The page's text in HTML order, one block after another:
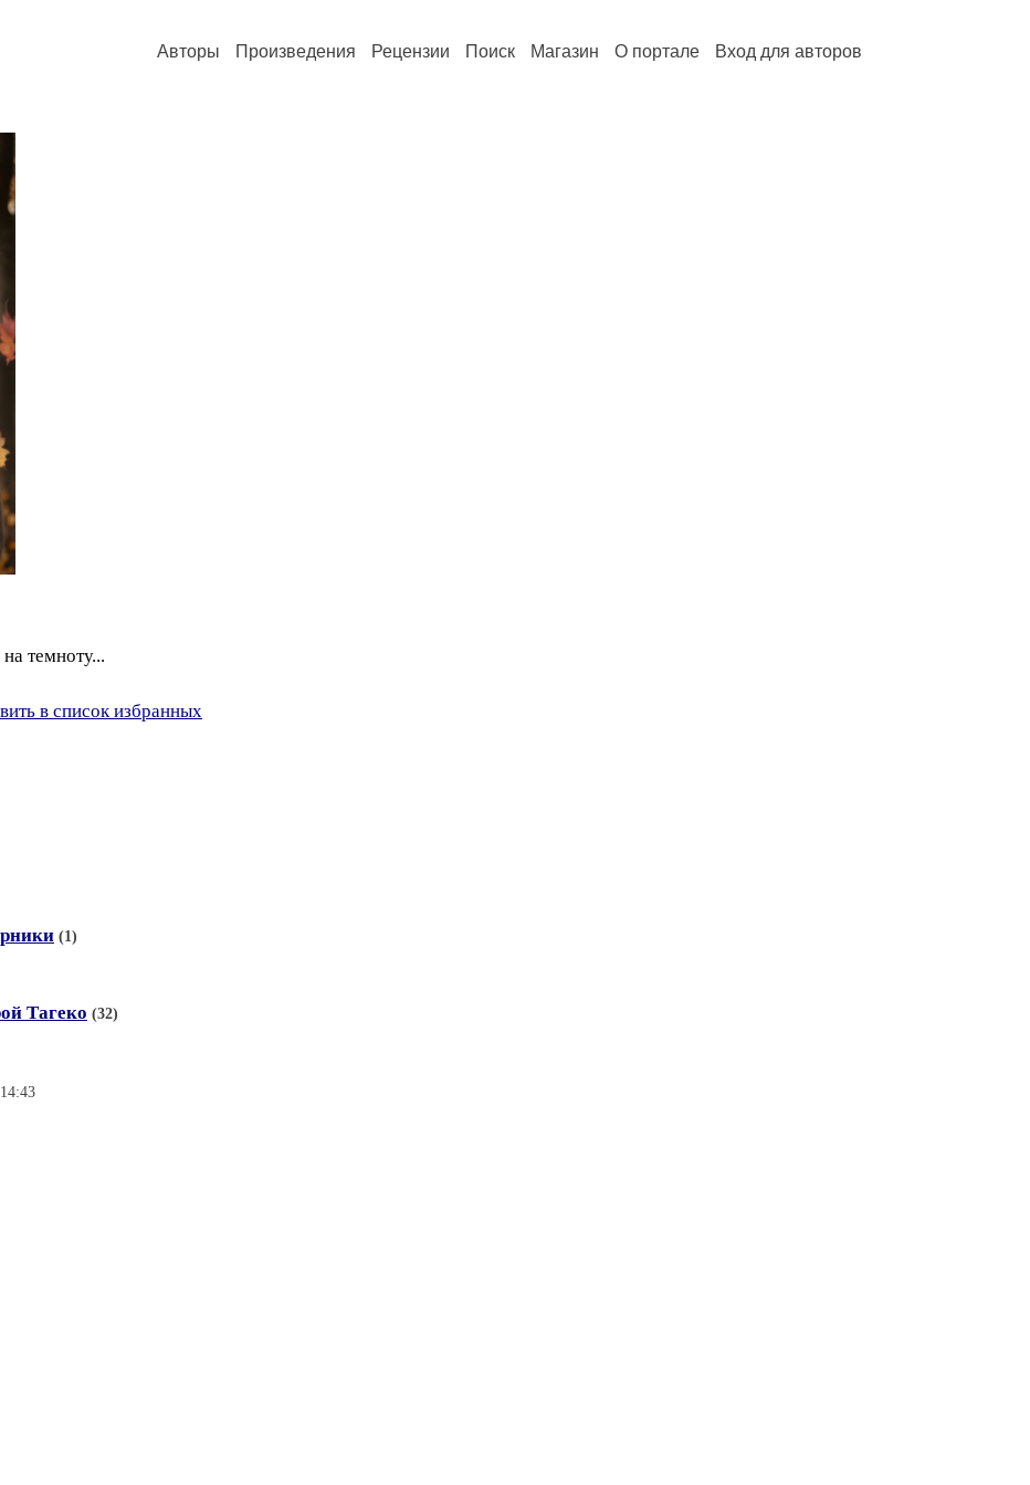
Авторы Произведения Рецензии Поиск Магазин О портале Вход для авторов
темноту...
в список избранных
(1)
Тагеко (32)